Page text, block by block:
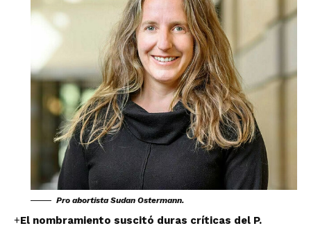
Pro abortista Sudan Ostermann.
+El nombramiento suscitó duras críticas del P.